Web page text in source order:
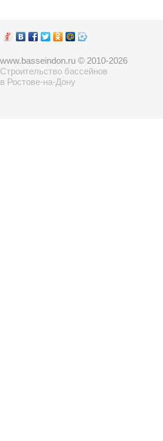
www.basseindon.ru © 2010-2026
Строительство бассейнов
в Ростове-на-Дону